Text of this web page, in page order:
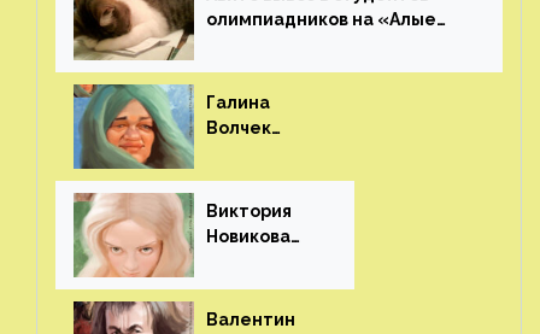
олимпиадников на «Алые
Галина
Волчек
Виктория
Новикова
Валентин